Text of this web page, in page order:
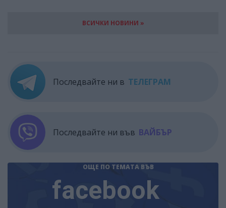
ВСИЧКИ НОВИНИ »
Последвайте ни в ТЕЛЕГРАМ
Последвайте ни във ВАЙБЪР
ОЩЕ ПО ТЕМАТА ВЪВ
facebook